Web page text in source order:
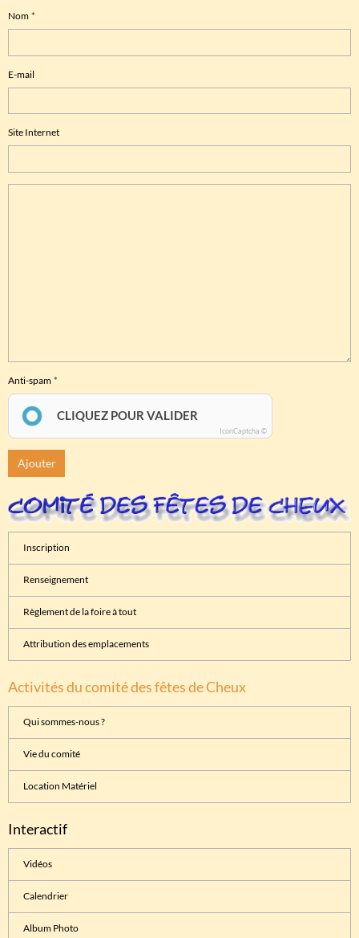
Nom
E-mail
Site Internet
Anti-spam
CLIQUEZ POUR VALIDER
IconCaptcha ©
Ajouter
Inscription
Renseignement
Règlement de la foire à tout
Attribution des emplacements
Activités du comité des fêtes de Cheux
Qui sommes-nous ?
Vie du comité
Location Matériel
Interactif
Vidéos
Calendrier
Album Photo